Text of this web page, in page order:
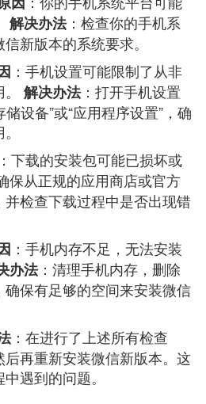
解决办法：检查你的手机系
新版本的系统要求。
：手机设置可能限制了从非
解决办法：打开手机设置
设备”或“应用程序设置”，确
：下载的安装包可能已损坏或
保从正规的应用商店或官方
检查下载过程中是否出现错
：手机内存不足，无法安装
办法：清理手机内存，删除
保有足够的空间来安装微信
：在进行了上述所有检查
再重新安装微信新版本。这
遇到的问题。